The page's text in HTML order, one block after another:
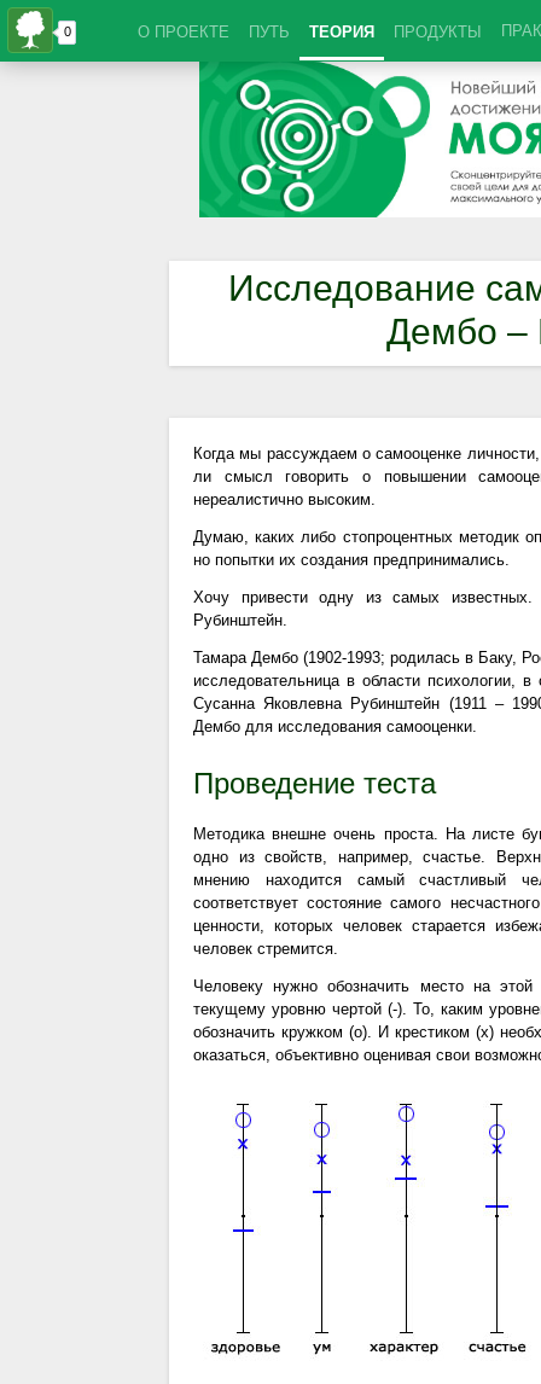
О ПРОЕКТЕ ПУТЬ ТЕОРИЯ ПРОДУКТЫ
Исследование
Дембо –
Когда мы рассуждаем о самооценке
ли смысл говорить о повышении
нереалистично высоким.
Думаю, каких либо стопроцентных методик
но попытки их создания предпринимались.
Хочу привести одну из самых
Рубинштейн.
Тамара Дембо (1902-1993; родилась в Баку,
исследовательница в области психологии,
Сусанна Яковлевна Рубинштейн (1911 –
Дембо для исследования самооценки.
Проведение теста
Методика внешне очень проста. На листе
одно из свойств, например, счастье.
мнению находится самый счастливый
соответствует состояние самого
ценности, которых человек старается
человек стремится.
Человеку нужно обозначить место на
текущему уровню чертой (-). То, каким
обозначить кружком (о). И крестиком (х)
оказаться, объективно оценивая свои